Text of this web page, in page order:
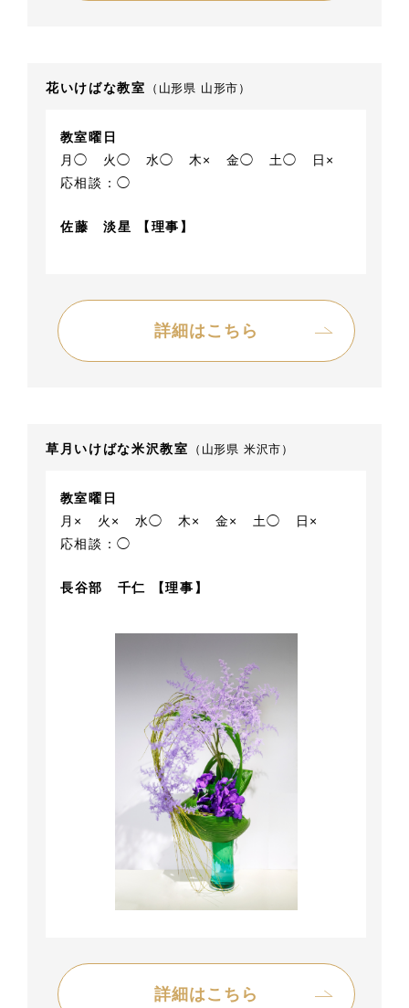
花いけばな教室 （山形県 山形市）
教室曜日
月◯
火◯ 水◯ 木× 金◯ 土◯
日×
応相談：◯
佐藤 淡星 【理事】
詳細はこちら
草月いけばな米沢教室 （山形県 米沢市）
教室曜日
月×
火× 水◯ 木× 金× 土◯
日×
応相談：◯
長谷部 千仁 【理事】
詳細はこちら